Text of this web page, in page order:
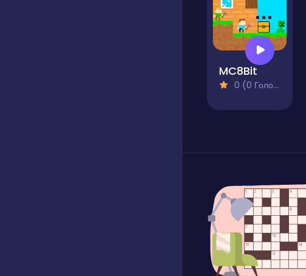
MC8Bit
0 (0 Голосів)